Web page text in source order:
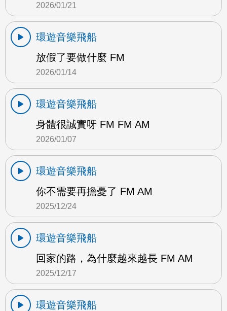
2026/01/21
環遊音樂飛船
放假了要做什麼 FM
2026/01/14
環遊音樂飛船
身體很誠實呀 FM FM AM
2026/01/07
環遊音樂飛船
你不需要再擔憂了 FM AM
2025/12/24
環遊音樂飛船
回家的路，為什麼越來越長 FM AM
2025/12/17
環遊音樂飛船